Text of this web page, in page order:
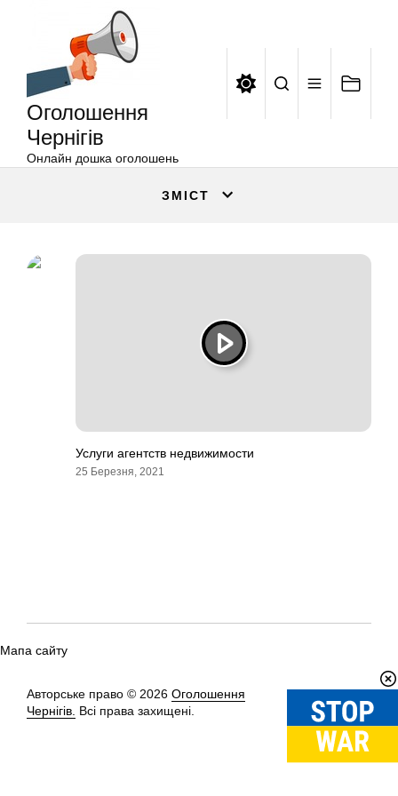
Оголошення
Чернігів
Онлайн дошка оголошень
ЗМІСТ
Услуги агентств недвижимости
25 Березня, 2021
Мапа сайту
Авторське право © 2026 Оголошення
Чернігів. Всі права захищені.
Вгору↑